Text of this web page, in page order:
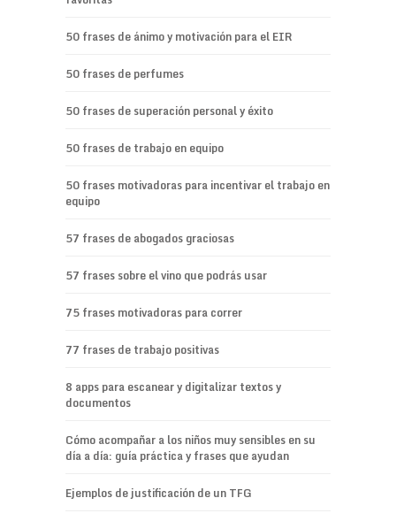
50 frases de ánimo y motivación para el EIR
50 frases de perfumes
50 frases de superación personal y éxito
50 frases de trabajo en equipo
50 frases motivadoras para incentivar el trabajo en
equipo
57 frases de abogados graciosas
57 frases sobre el vino que podrás usar
75 frases motivadoras para correr
77 frases de trabajo positivas
8 apps para escanear y digitalizar textos y
documentos
Cómo acompañar a los niños muy sensibles en su
día a día: guía práctica y frases que ayudan
Ejemplos de justificación de un TFG